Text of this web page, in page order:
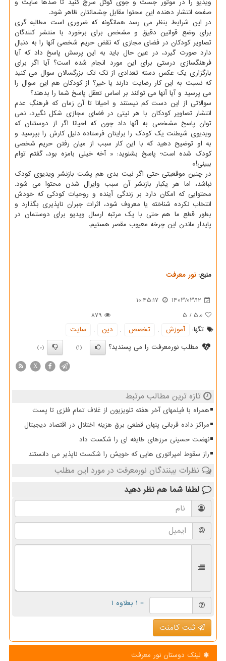
ویدیو را در موتور جست و جوی گوگل سرچ کنید تا صدها سایت و
صفحه انتشار دهنده این محتوا مقابل چشمانتان ظاهر شود.
در این شرایط بنظر می رسد همانگونه که ضروری است مطالبه گری
برای وضع قوانین دقیق و مشخص برای برخورد با منتشر کنندگان
تصاویر کودکان در فضای مجازی که نقض حریم شخصی آنها را به دنبال
دارد صورت گیرد، در عین حال باید به این پرسش پاسخ داد که آیا
فرهنگسازی درستی برای این مورد انجام شده است؟ آیا اگر برای
بارگزاری یک عکس دسته تعدادی از تک تک بزرگسالان سوال می کنید
که نسبت به این کار رضایت دارند یا خیر؟ از کودکان هم این سوال را
می پرسید و آیا آنها می توانند بر اساس تعقل پاسخ شما را بدهند؟
سوالاتی از این دست کم نیستند و احیانا تا آن زمان که فرهنگِ عدم
انتشار تصاویر کودکان با هر نیتی در فضای مجازی شکل نگیرد، نمی
توان پاسخ مشخصی به آنها داد چون که احیانا اگر از دوستتان که
ویدیوی شیطنت یک کودک را برایتان فرستاده دلیل کارش را بپرسید و
به او توضیح دهید که با این کار سبب از میان رفتن حریم شخصی
کودک شده است؛ پاسخ بشنوید: « آخه خیلی بامزه بود، گفتم توام
ببینی!»
در چنین موقعیتی حتی اگر نیت بدی هم پشت بازنشر ویدیوی کودک
نباشد، اما هر یکبار بازنشر آن سبب وایرال شدن محتوا می شود.
محتوایی که امکان دارد بر زندگی آینده و روحیات کودکی که خودش
انتخاب نکرده شناخته یا معروف شود، اثرات جبران ناپذیری بگذارد و
بطور قطع ما هم حتی با یک مرتبه ارسال ویدیو برای دوستمان در
پایدار ماندن این چرخه معیوب مقصر هستیم.
منبع:نور معرفت
1403/03/12
10:45:17
5.0
/
5
879
تگها:
آموزش , تخصص , دین ,
سایت
مطلب نورمعرفت را می پسندید؟
(1)
(0)
X
تازه ترین مطالب مرتبط
همراه با فیلمهای آخر هفته تلویزیون از غلاف تمام فلزی تا پست
مراکز داده قربانی پنهان قطعی برق هزینه اختلال در اقتصاد دیجیتال
نهضت حسینی مرزهای طایفه ای را شکست داد
راز سقوط امپراتوری هایی که خویش را شکست ناپذیر می دانستند
نظرات بینندگان نورمعرفت در مورد این مطلب
لطفا شما هم نظر دهید
= ۱ بعلاوه ۱
ثبت کامنت
لینک دوستان نور معرفت